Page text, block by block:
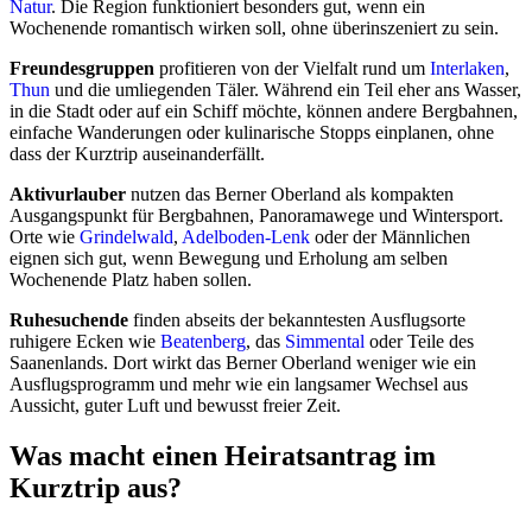
Natur. Die Region funktioniert besonders gut, wenn ein
Wochenende romantisch wirken soll, ohne überinszeniert zu sein.
Freundesgruppen profitieren von der Vielfalt rund um Interlaken,
Thun und die umliegenden Täler. Während ein Teil eher ans Wasser,
in die Stadt oder auf ein Schiff möchte, können andere Bergbahnen,
einfache Wanderungen oder kulinarische Stopps einplanen, ohne
dass der Kurztrip auseinanderfällt.
Aktivurlauber nutzen das Berner Oberland als kompakten
Ausgangspunkt für Bergbahnen, Panoramawege und Wintersport.
Orte wie Grindelwald, Adelboden-Lenk oder der Männlichen
eignen sich gut, wenn Bewegung und Erholung am selben
Wochenende Platz haben sollen.
Ruhesuchende finden abseits der bekanntesten Ausflugsorte
ruhigere Ecken wie Beatenberg, das Simmental oder Teile des
Saanenlands. Dort wirkt das Berner Oberland weniger wie ein
Ausflugsprogramm und mehr wie ein langsamer Wechsel aus
Aussicht, guter Luft und bewusst freier Zeit.
Was macht einen Heiratsantrag im
Kurztrip aus?